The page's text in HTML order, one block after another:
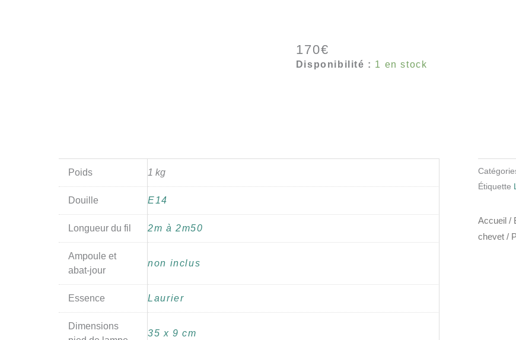
170€
Disponibilité : 1 en stock
Poids 1 kg
Douille E14
Longueur du fil 2m à 2m50
Ampoule et
abat-jour
non inclus
Essence Laurier
Dimensions
35 x 9 cm
Étiquette
Accueil /
chevet/